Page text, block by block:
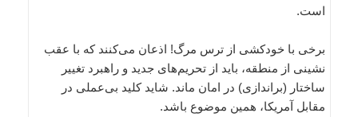
است.
برخی با خودکشی از ترس مرگ! اذعان می‌کنند که با عقب
نشینی از منطقه، باید از تحریم‌های جدید و راهبرد تغییر
ساختار (براندازی) در امان ماند. شاید کلید بی‌عملی در
مقابل آمریکا، همین موضوع باشد.